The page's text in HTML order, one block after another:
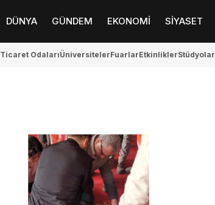
DÜNYA GÜNDEM EKONOMİ SİYASET
Ticaret OdalarıÜniversitelerFuarlarEtkinliklerStüdyolar